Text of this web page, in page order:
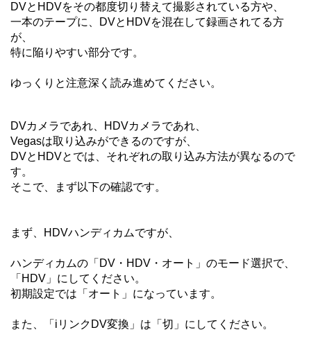
DVとHDVをその都度切り替えて撮影されている方や、
一本のテープに、DVとHDVを混在して録画されてる方
が、
特に陥りやすい部分です。
ゆっくりと注意深く読み進めてください。
DVカメラであれ、HDVカメラであれ、
Vegasは取り込みができるのですが、
DVとHDVとでは、それぞれの取り込み方法が異なるので
す。
そこで、まず以下の確認です。
まず、HDVハンディカムですが、
ハンディカムの「DV・HDV・オート」のモード選択で、
「HDV」にしてください。
初期設定では「オート」になっています。
また、「iリンクDV変換」は「切」にしてください。